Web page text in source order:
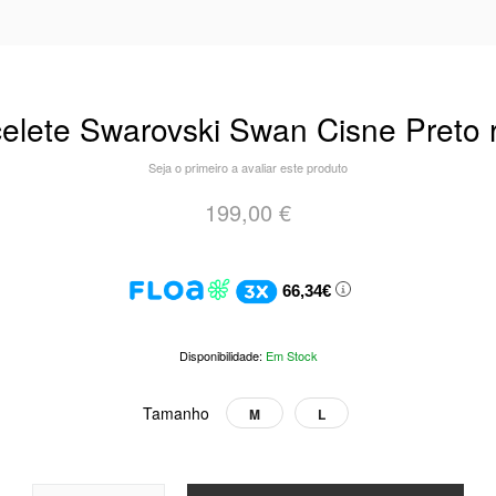
Swarovski Swan Cisne Preto
Seja o primeiro a avaliar este produto
199,00 €
66,34€
Em Stock
Tamanho M L